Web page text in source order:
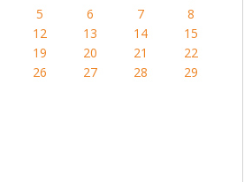
5 6 7
8
12 13 14
15
19 20 21
22
26 27 28
29